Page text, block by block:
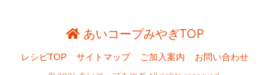
あいコープみやぎTOP
レシピTOP サイトマップ ご加入案内 お問い合わせ